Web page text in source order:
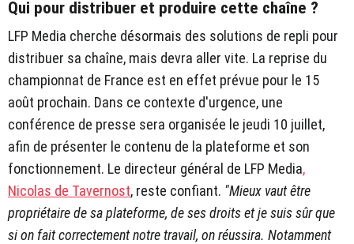
Qui pour distribuer et produire cette chaîne ?
LFP Media cherche désormais des solutions de repli pour
distribuer sa chaîne, mais devra aller vite. La reprise du
championnat de France est en effet prévue pour le 15
août prochain. Dans ce contexte d'urgence, une
conférence de presse sera organisée le jeudi 10 juillet,
afin de présenter le contenu de la plateforme et son
fonctionnement. Le directeur général de LFP Media,
Nicolas de Tavernost, reste confiant. "Mieux vaut être
propriétaire de sa plateforme, de ses droits et je suis sûr que
si on fait correctement notre travail, on réussira. Notamment